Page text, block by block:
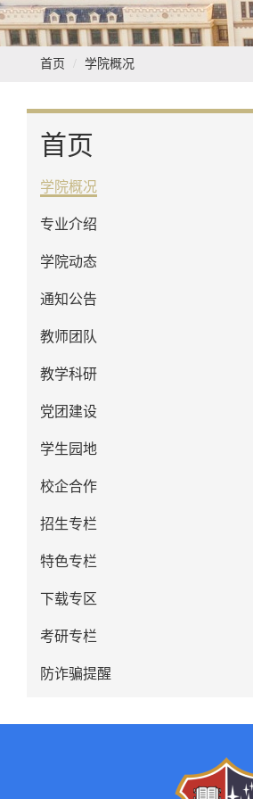
首页 学院概况
首页
学院概况
专业介绍
学院动态
通知公告
教师团队
教学科研
党团建设
学生园地
校企合作
招生专栏
特色专栏
下载专区
考研专栏
防诈骗提醒